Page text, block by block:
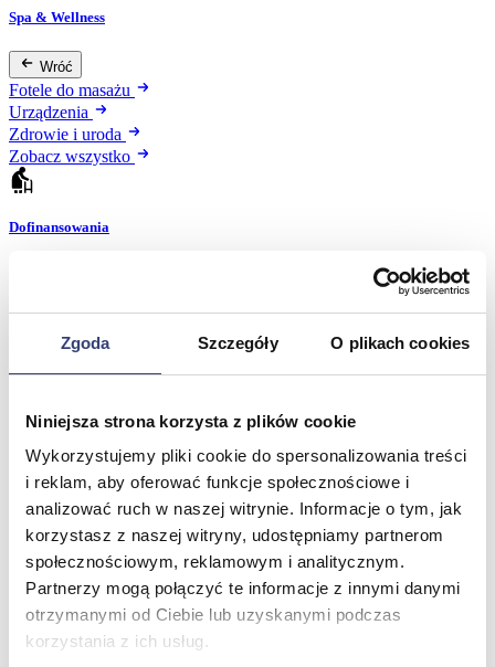
Zgoda Szczegóły O plikach cookies
Niniejsza strona korzysta z plików cookie
Wykorzystujemy pliki cookie do spersonalizowania treści
i reklam, aby oferować funkcje społecznościowe i
analizować ruch w naszej witrynie. Informacje o tym, jak
korzystasz z naszej witryny, udostępniamy partnerom
społecznościowym, reklamowym i analitycznym.
Partnerzy mogą połączyć te informacje z innymi danymi
otrzymanymi od Ciebie lub uzyskanymi podczas
korzystania z ich usług.
Spa & Wellness
Wróć
Fotele do masażu
Urządzenia
Zdrowie i uroda
Zobacz wszystko
Dofinansowania
Wróć
Zobacz wszystko
Aquatizer Testowy
Robot rehabilitacyjny ROBERT®
Robotyka w rehabilitacji
Dla rehabilitacji
Dla stomatologów
Dofinansowania
Filmy
Poznaj Hasmed
Nasze marki